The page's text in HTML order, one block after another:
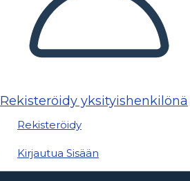
Rekisteröidy yksityishenkilönä
Rekisteröidy
Kirjautua Sisään